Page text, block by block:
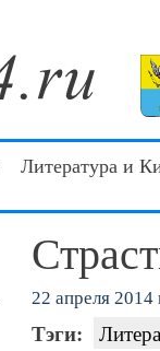
Литература и
22 апреля 2014
Тэги: